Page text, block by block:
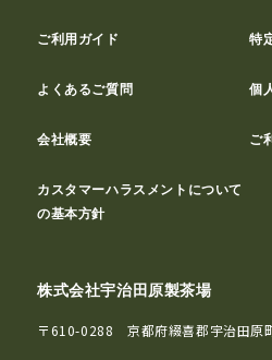
ご利用ガイド 特
よくあるご質問 個
会社概要 ご
カスタマーハラスメントについて
の基本方針
株式会社宇治田原製茶場
〒610-0288 京都府綴喜郡宇治田原